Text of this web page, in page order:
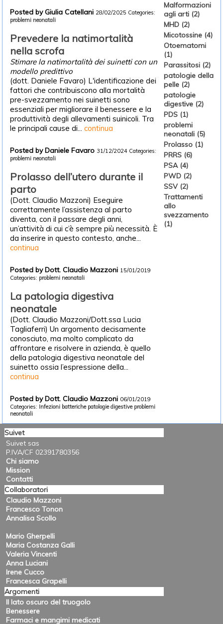
Posted by Giulia Catellani 28/02/2025 Categories:
problemi neonatali
Prevedere la natimortalità
nella scrofa
Stimare la natimortalità dei suinetti con un
modello predittivo
(dott. Daniele Favaro) L'identificazione dei
fattori che contribuiscono alla mortalità
pre-svezzamento nei suinetti sono
essenziali per migliorare il benessere e la
produttività degli allevamenti suinicoli. Tra
le principali cause di...continua
Posted by Daniele Favaro 31/12/2024 Categories:
problemi neonatali
Prolasso dell’utero durante il
parto
(Dott. Claudio Mazzoni) Eseguire
correttamente l’assistenza al parto
diventa, con il passare degli anni,
un’attività di cui c’è sempre più necessità. È
da inserire in questo contesto, anche...
continua
Posted by Dott. Claudio Mazzoni 15/01/2019
Categories: problemi neonatali
La patologia digestiva
neonatale
(Dott. Claudio Mazzoni/Dott.ssa Lucia
Tagliaferri) Un argomento decisamente
conosciuto, ma molto complicato da
affrontare e risolvere in azienda, è quello
della patologia digestiva neonatale del
suinetto ossia l’espressione della...
continua
Posted by Dott. Claudio Mazzoni 06/01/2019
Categories: Infezioni batteriche patologie digestive problemi
neonatali
Malformazioni
agli arti (2)
MHD (2)
Micotossine (4)
Otoematomi
(1)
Parassitosi (2)
patologie della
pelle (2)
patologie
digestive (2)
PDS (1)
problemi
neonatali (5)
Prolasso (1)
PRRS (6)
PSA (4)
PWD (2)
SSV (2)
Trattamenti
allo
svezzamento
(1)
Suivet
Suivet sas
P.IVA/CF 02391780356
Chi siamo
Mission
Contatti
Collaboratori
Claudio Mazzoni
Francesco Tonon
Annalisa Scollo
Mario Gherpelli
Maria Costanza Galli
Valeria Vincenti
Anna Luciani
Irene Cucco
Francesca Grapelli
Argomenti
Il lato oscuro del truogolo
Benessere
Farmaci e mangimi medicati